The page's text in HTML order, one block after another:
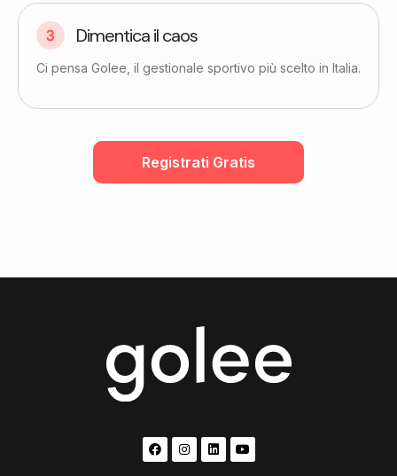
Dimentica il caos
Ci pensa Golee, il gestionale sportivo più scelto in Italia.
Registrati Gratis